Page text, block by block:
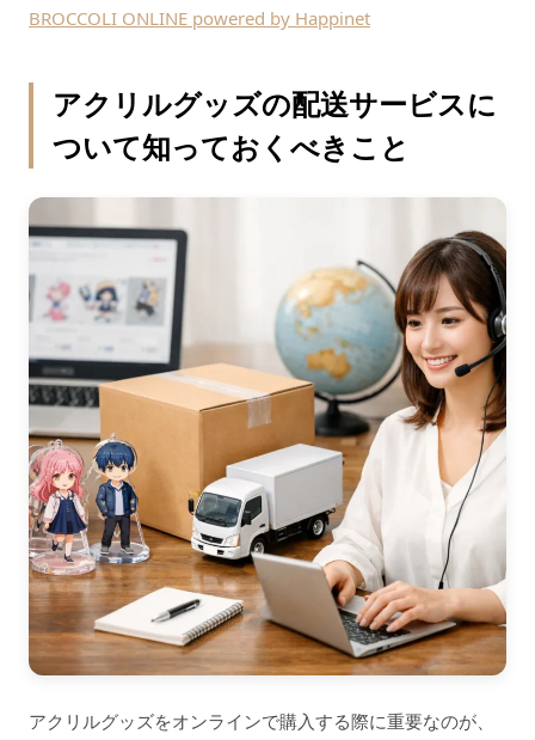
BROCCOLI ONLINE powered by Happinet
アクリルグッズの配送サービスに
ついて知っておくべきこと
アクリルグッズをオンラインで購入する際に重要なのが、